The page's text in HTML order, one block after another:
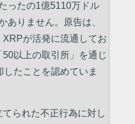
ったの1億5110万ドル
ありません。原告は、
が活発に流通してお
以上の取引所」を通じ
たことを認めていま
られた不正行為に対し